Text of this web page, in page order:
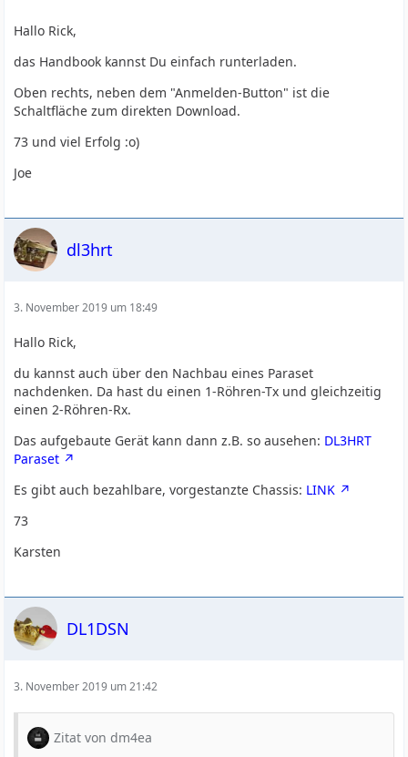
Hallo Rick,
das Handbook kannst Du einfach runterladen.
Oben rechts, neben dem "Anmelden-Button" ist die
Schaltfläche zum direkten Download.
73 und viel Erfolg :o)
Joe
dl3hrt
3. November 2019 um 18:49
Hallo Rick,
du kannst auch über den Nachbau eines Paraset
nachdenken. Da hast du einen 1-Röhren-Tx und gleichzeitig
einen 2-Röhren-Rx.
Das aufgebaute Gerät kann dann z.B. so ausehen: DL3HRT
Paraset
Es gibt auch bezahlbare, vorgestanzte Chassis: LINK
73
Karsten
DL1DSN
3. November 2019 um 21:42
Zitat von dm4ea